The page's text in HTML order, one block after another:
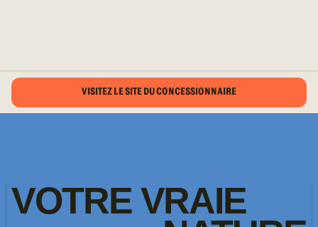
VISITEZ LE SITE DU CONCESSIONNAIRE
VOTRE VRAIE